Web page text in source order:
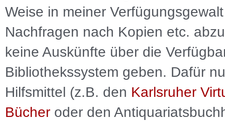
Weise in meiner
Nachfragen nach Kopien etc.
keine Auskünfte über die
Bibliothekssystem geben. Dafür
Hilfsmittel (z.B. den Karlsruher
Bücher oder den